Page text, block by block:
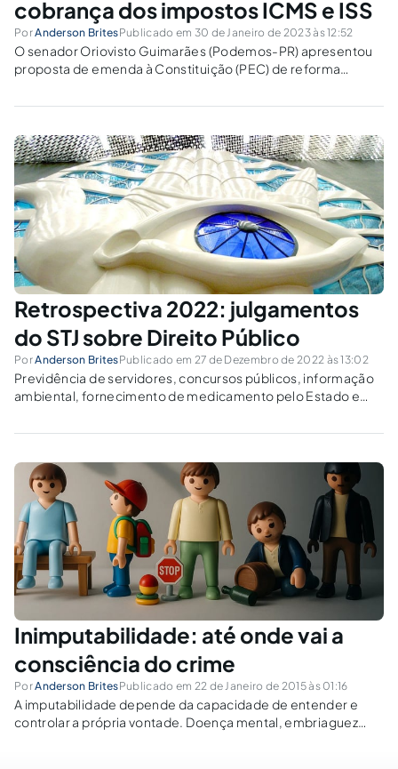
cobrança dos impostos ICMS e ISS
PorAnderson BritesPublicado em 30 de Janeiro de 2023 às 12:52
O senador Oriovisto Guimarães (Podemos-PR) apresentou
proposta de emenda à Constituição (PEC) de reforma
impostos sobre o consumo. Com a PEC 46/2022, que foi
Retrospectiva 2022: julgamentos
do STJ sobre Direito Público
PorAnderson BritesPublicado em 27 de Dezembro de 2022 às 13:02
Previdência de servidores, concursos públicos, informação
ambiental, fornecimento de medicamento pelo Estado e
de maior repercussão em 2022 no STJ.
Inimputabilidade: até onde vai a
consciência do crime
PorAnderson BritesPublicado em 22 de Janeiro de 2015 às 01:16
A imputabilidade depende da capacidade de entender e
controlar a própria vontade. Doença mental, embriaguez